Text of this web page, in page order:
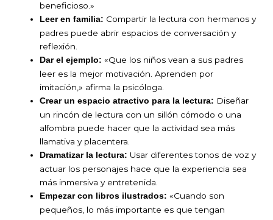
beneficioso.»
Leer en familia: Compartir la lectura con hermanos y
padres puede abrir espacios de conversación y
reflexión.
Dar el ejemplo: «Que los niños vean a sus padres
leer es la mejor motivación. Aprenden por
imitación,» afirma la psicóloga.
Crear un espacio atractivo para la lectura: Diseñar
un rincón de lectura con un sillón cómodo o una
alfombra puede hacer que la actividad sea más
llamativa y placentera.
Dramatizar la lectura: Usar diferentes tonos de voz y
actuar los personajes hace que la experiencia sea
más inmersiva y entretenida.
Empezar con libros ilustrados:«Cuando son
pequeños, lo más importante es que tengan